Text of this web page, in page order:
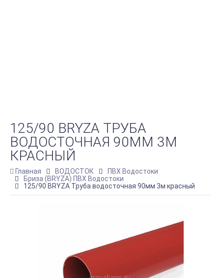
125/90 BRYZA ТРУБА
ВОДОСТОЧНАЯ 90ММ 3М
КРАСНЫЙ
Главная ВОДОСТОК
ПВХ Водостоки
Бриза (BRYZA) ПВХ Водостоки
125/90 BRYZA Труба водосточная 90мм 3м красный